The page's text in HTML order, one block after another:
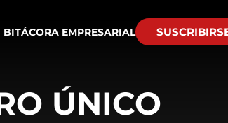
BITÁCORA EMPRESARIAL
ÚNICO